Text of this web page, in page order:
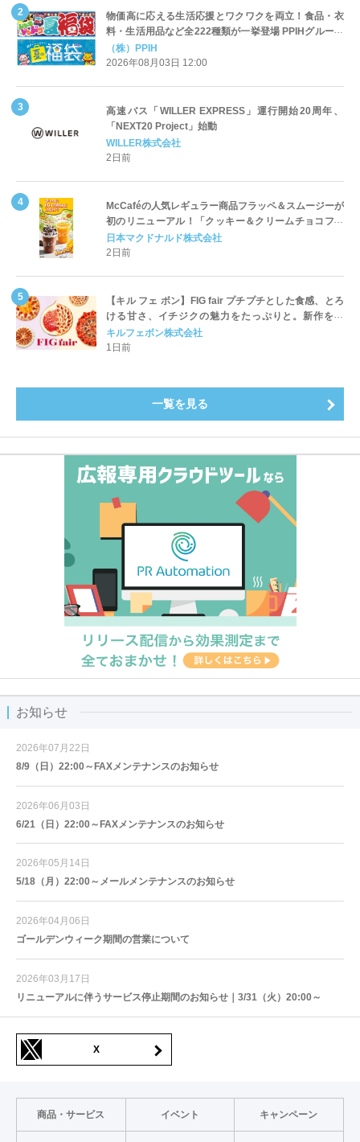
物価高に応える生活応援とワクワクを両立！食品・衣
料・生活用品など全222種類が一挙登場 PPIHグループ
「夏福袋」＆セール 8月6日(木)より順次スタート
（株）PPIH
2026年08月03日 12:00
高速バス「WILLER EXPRESS」運行開始20周年、
「NEXT20 Project」始動
WILLER株式会社
2日前
McCaféの人気レギュラー商品フラッペ＆スムージーが
初のリニューアル！「クッキー＆クリームチョコフラ
ッペ」「マンゴースムージー」8月5日（水）から販売
開始
日本マクドナルド株式会社
2日前
【キル フェ ボン】FIG fair プチプチとした食感、とろ
ける甘さ、イチジクの魅力をたっぷりと。新作を含
め、イチジク尽くしの全4種が登場8月20日（木）スタ
ート
キルフェボン株式会社
1日前
一覧を見る
お知らせ
2026年07月22日
8/9（日）22:00～FAXメンテナンスのお知らせ
2026年06月03日
6/21（日）22:00～FAXメンテナンスのお知らせ
2026年05月14日
5/18（月）22:00～メールメンテナンスのお知らせ
2026年04月06日
ゴールデンウィーク期間の営業について
2026年03月17日
リニューアルに伴うサービス停止期間のお知らせ｜3/31（火）20:00～
X
商品・サービス イベント キャンペーン